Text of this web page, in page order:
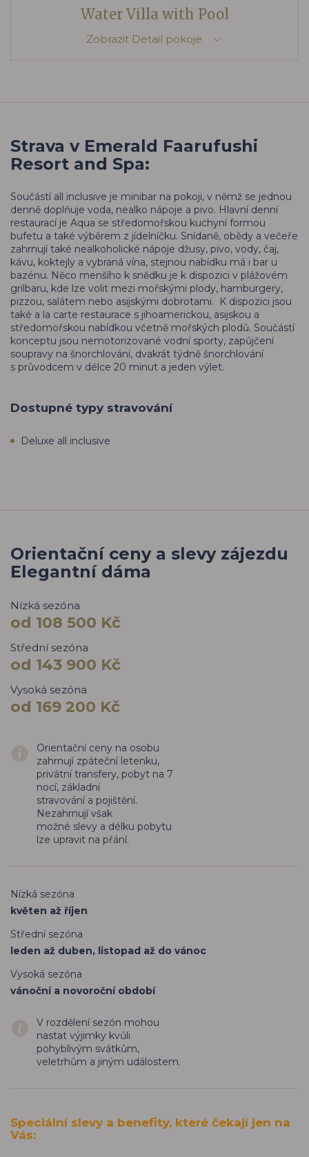
Water Villa with Pool
Zobrazit Detail pokoje
Strava v Emerald Faarufushi
Resort and Spa:
Součástí all inclusive je minibar na pokoji, v němž se jednou
denně doplňuje voda, nealko nápoje a pivo. Hlavní denní
restaurací je Aqua se středomořskou kuchyní formou
bufetu a také výběrem z jídelníčku. Snídaně, obědy a večeře
zahrnují také nealkoholické nápoje džusy, pivo, vody, čaj,
kávu, koktejly a vybraná vína, stejnou nabídku má i bar u
bazénu. Něco menšího k snědku je k dispozici v plážovém
grilbaru, kde lze volit mezi mořskými plody, hamburgery,
pizzou, salátem nebo asijskými dobrotami. K dispozici jsou
také a la carte restaurace s jihoamerickou, asijskou a
středomořskou nabídkou včetně mořských plodů. Součástí
konceptu jsou nemotorizované vodní sporty, zapůjčení
soupravy na šnorchlování, dvakrát týdně šnorchlování
s průvodcem v délce 20 minut a jeden výlet.
Dostupné typy stravování
Deluxe all inclusive
Orientační ceny a slevy zájezdu
Elegantní dáma
Nízká sezóna
od 108 500 Kč
Střední sezóna
od 143 900 Kč
Vysoká sezóna
od 169 200 Kč
Orientační ceny na osobu
zahrnují zpáteční letenku,
privátní transfery, pobyt na 7
nocí, základní
stravování a pojištění.
Nezahrnují však
možné slevy a délku pobytu
lze upravit na přání.
Nízká sezóna
květen až říjen
Střední sezóna
leden až duben, listopad až do vánoc
Vysoká sezóna
vánoční a novoroční období
V rozdělení sezón mohou
nastat výjimky kvůli
pohyblivým svátkům,
veletrhům a jiným událostem.
Speciální slevy a benefity, které čekají jen na
Vás: